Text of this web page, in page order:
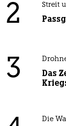
2 Streit
3
Das
Die